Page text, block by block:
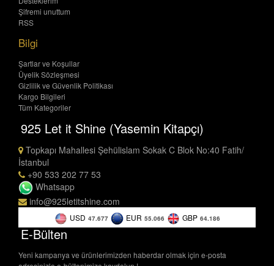
Şifremi unuttum
RSS
Bilgi
Şartlar ve Koşullar
Üyelik Sözleşmesi
Gizlilik ve Güvenlik Politikası
Kargo Bilgileri
Tüm Kategoriler
925 Let it Shine (Yasemin Kitapçı)
Topkapı Mahallesi Şehülislam Sokak C Blok No:40 Fatih/
İstanbul
+90 533 202 77 53
Whatsapp
info@925letitshine.com
USD 47.677 EUR 55.066 GBP 64.186
E-Bülten
Yeni kampanya ve ürünlerimizden haberdar olmak için e-posta